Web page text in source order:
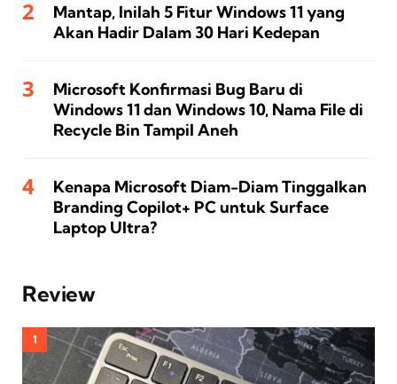
Mantap, Inilah 5 Fitur Windows 11 yang
Akan Hadir Dalam 30 Hari Kedepan
Microsoft Konfirmasi Bug Baru di
Windows 11 dan Windows 10, Nama File di
Recycle Bin Tampil Aneh
Kenapa Microsoft Diam-Diam Tinggalkan
Branding Copilot+ PC untuk Surface
Laptop Ultra?
Review